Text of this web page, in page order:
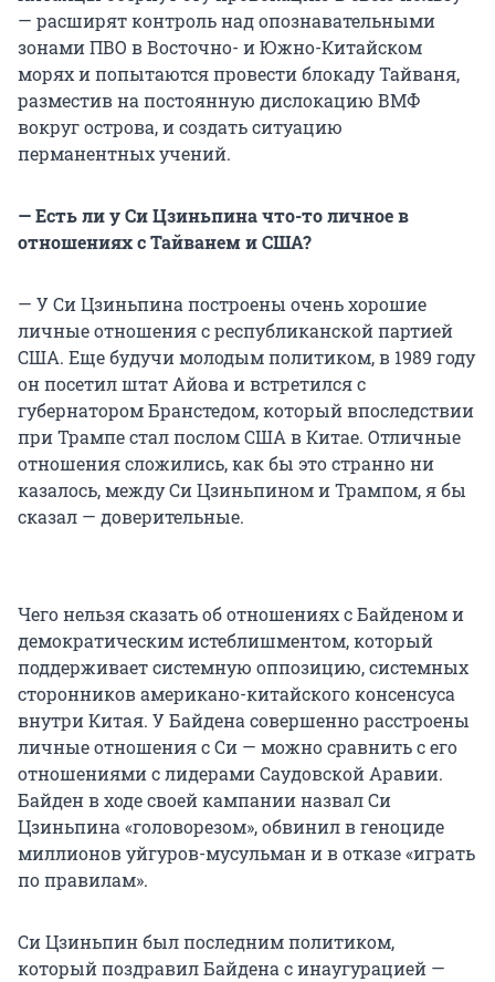
— расширят контроль над опознавательными
зонами ПВО в Восточно- и Южно-Китайском
морях и попытаются провести блокаду Тайваня,
разместив на постоянную дислокацию ВМФ
вокруг острова, и создать ситуацию
перманентных учений.
— Есть ли у Си Цзиньпина что-то личное в
отношениях с Тайванем и США?
— У Си Цзиньпина построены очень хорошие
личные отношения с республиканской партией
США. Еще будучи молодым политиком, в 1989 году
он посетил штат Айова и встретился с
губернатором Бранстедом, который впоследствии
при Трампе стал послом США в Китае. Отличные
отношения сложились, как бы это странно ни
казалось, между Си Цзиньпином и Трампом, я бы
сказал — доверительные.
Чего нельзя сказать об отношениях с Байденом и
демократическим истеблишментом, который
поддерживает системную оппозицию, системных
сторонников американо-китайского консенсуса
внутри Китая. У Байдена совершенно расстроены
личные отношения с Си — можно сравнить с его
отношениями с лидерами Саудовской Аравии.
Байден в ходе своей кампании назвал Си
Цзиньпина «головорезом», обвинил в геноциде
миллионов уйгуров-мусульман и в отказе «играть
по правилам».
Си Цзиньпин был последним политиком,
который поздравил Байдена с инаугурацией —